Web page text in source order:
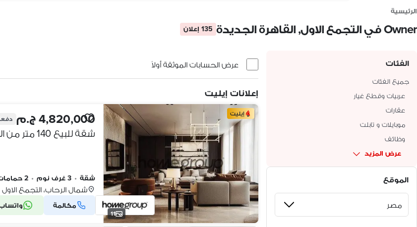
الرئيسية
Owner في التجمع الاول, القاهرة الجديدة 135 إعلان
الفئات
جميع الفئات
عربيات وقطع غيار
عقارات
موبايلات و تابلت
وظائف
عرض المزيد
الموقع
عرض الحسابات الموثقة أولاً
إعلانات إيليت
11
إيليت 4,820,000 ج.م
شقة • 3 غرف نوم • 2 حمامات
شمال الرحاب، التجمع الاول
مكالمة